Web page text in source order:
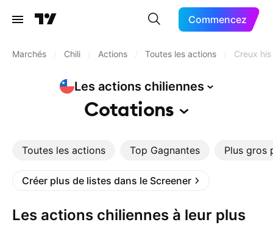
Commencez
Marchés Chili Actions Toutes les actions Creux
Les actions chiliennes
Cotations
Toutes les actions Top Gagnantes Plus gros
Créer plus de listes dans le Screener
Les actions chiliennes à leur plus